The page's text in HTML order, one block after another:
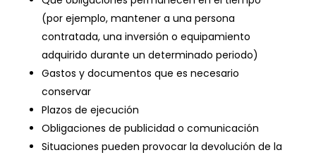
(por ejemplo, mantener a una persona
contratada, una inversión o equipamiento
adquirido durante un determinado periodo)
Gastos y documentos que es necesario
conservar
Plazos de ejecución
Obligaciones de publicidad o comunicación
Situaciones pueden provocar la devolución de la